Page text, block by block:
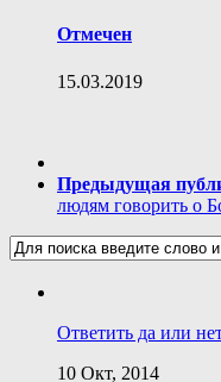
Отмечен
15.03.2019
Предыдущая
людям говорить о
Ответить да или
10 Окт, 2014